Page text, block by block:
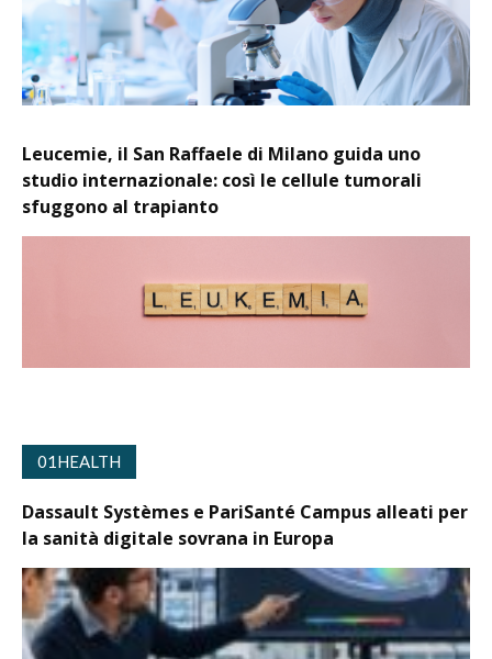
Leucemie, il San Raffaele di Milano guida uno
studio internazionale: così le cellule tumorali
sfuggono al trapianto
01HEALTH
Dassault Systèmes e PariSanté Campus alleati per
la sanità digitale sovrana in Europa